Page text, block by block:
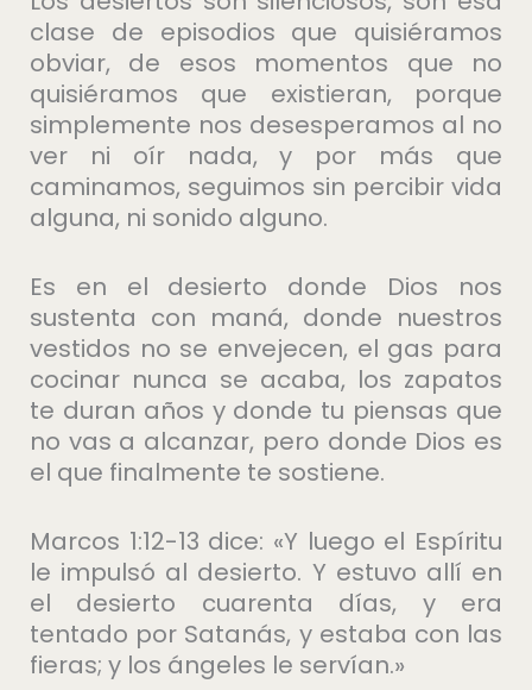
clase de episodios que quisiéramos
obviar, de esos momentos que no
quisiéramos que existieran, porque
simplemente nos desesperamos al no
ver ni oír nada, y por más que
caminamos, seguimos sin percibir vida
alguna, ni sonido alguno.
Es en el desierto donde Dios nos
sustenta con maná, donde nuestros
vestidos no se envejecen, el gas para
cocinar nunca se acaba, los zapatos
te duran años y donde tu piensas que
no vas a alcanzar, pero donde Dios es
el que finalmente te sostiene.
Marcos 1:12-13 dice: «Y luego el Espíritu
le impulsó al desierto. Y estuvo allí en
el desierto cuarenta días, y era
tentado por Satanás, y estaba con las
fieras; y los ángeles le servían.»